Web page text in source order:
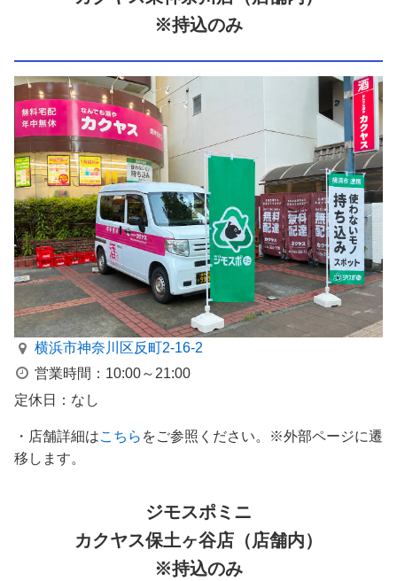
※持込のみ
横浜市神奈川区反町2-16-2
営業時間：10:00～21:00
定休日：なし
・店舗詳細はこちら をご参照ください。※外部ページに遷
移します。
ジモスポミニ
カクヤス保土ヶ谷店（店舗内）
※持込のみ